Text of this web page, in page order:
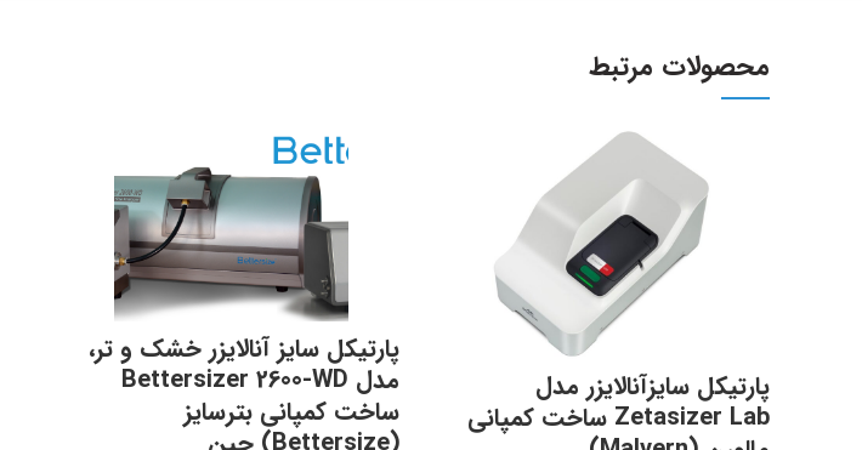
محصولات مرتبط
پارتیکل سایزآنالایزر مدل
Zetasizer Lab ساخت کمپانی
پارتیکل سایز آنالایزر خشک و تر،
مدل Bettersizer 2600-WD
ساخت کمپانی بترسایز